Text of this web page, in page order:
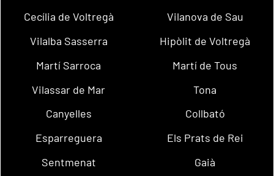
Cecília de Voltregà
Vilanova de Sau
Vilalba Sasserra
Hipòlit de Voltregà
Martí Sarroca
Martí de Tous
Vilassar de Mar
Tona
Canyelles
Collbató
Esparreguera
Els Prats de Rei
Sentmenat
Gaià